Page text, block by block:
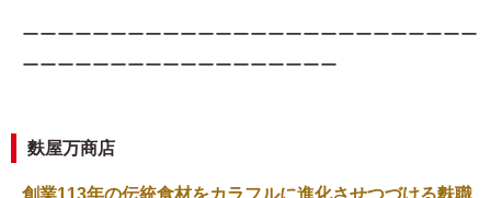
ーーーーーーーーーーーーーーーーーーーーーーーーーー
ーーーーーーーーーーーーーーーーーー
麩屋万商店